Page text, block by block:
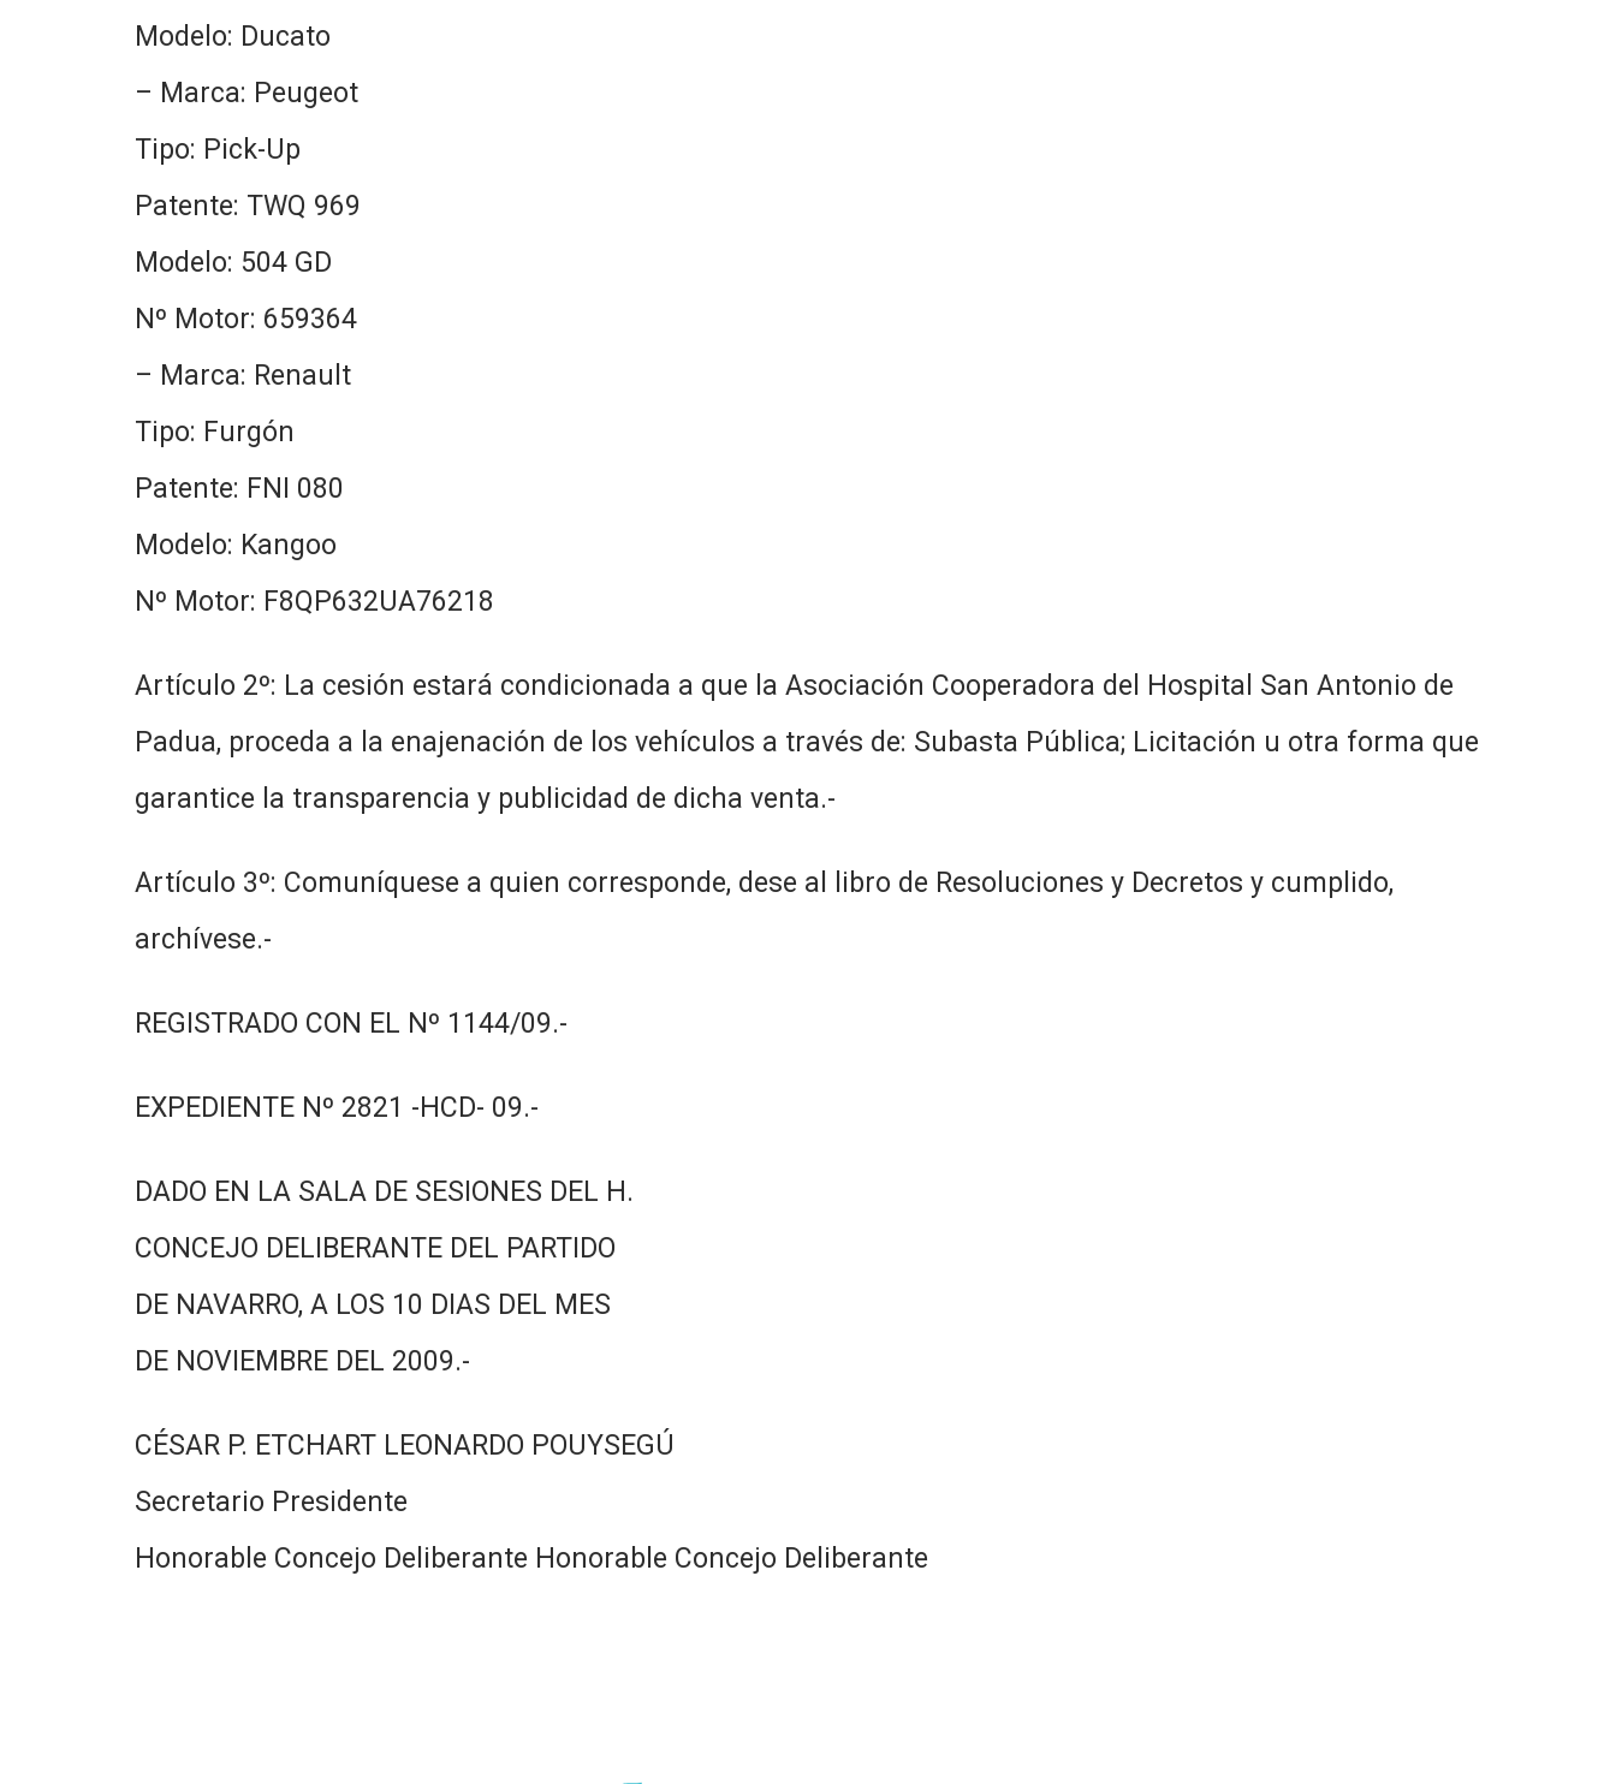
Modelo: Ducato
– Marca: Peugeot
Tipo: Pick-Up
Patente: TWQ 969
Modelo: 504 GD
Nº Motor: 659364
– Marca: Renault
Tipo: Furgón
Patente: FNI 080
Modelo: Kangoo
Nº Motor: F8QP632UA76218
Artículo 2º: La cesión estará condicionada a que la Asociación Cooperadora del Hospital San Antonio de
Padua, proceda a la enajenación de los vehículos a través de: Subasta Pública; Licitación u otra forma que
garantice la transparencia y publicidad de dicha venta.-
Artículo 3º: Comuníquese a quien corresponde, dese al libro de Resoluciones y Decretos y cumplido,
archívese.-
REGISTRADO CON EL Nº 1144/09.-
EXPEDIENTE Nº 2821 -HCD- 09.-
DADO EN LA SALA DE SESIONES DEL H.
CONCEJO DELIBERANTE DEL PARTIDO
DE NAVARRO, A LOS 10 DIAS DEL MES
DE NOVIEMBRE DEL 2009.-
CÉSAR P. ETCHART LEONARDO POUYSEGÚ
Secretario Presidente
Honorable Concejo Deliberante Honorable Concejo Deliberante